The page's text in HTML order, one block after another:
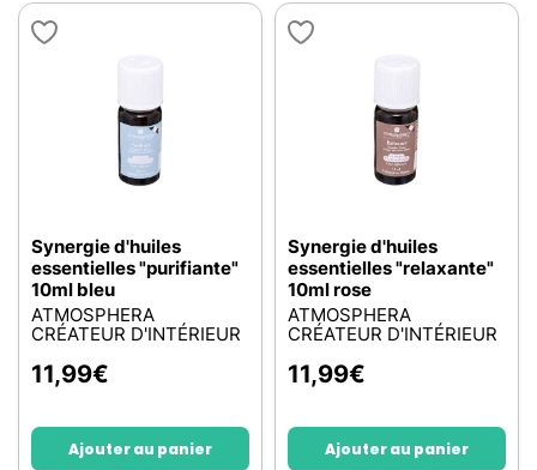
Synergie d'huiles
essentielles "purifiante"
10ml bleu
ATMOSPHERA
CRÉATEUR D'INTÉRIEUR
11,99€
Ajouter au panier
Synergie d'huiles
essentielles "relaxante"
10ml rose
ATMOSPHERA
CRÉATEUR D'INTÉRIEUR
11,99€
Ajouter au panier